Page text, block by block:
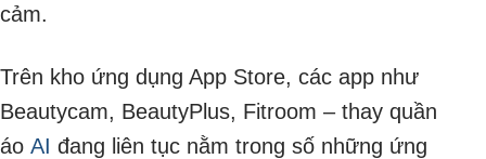
cảm.
Trên kho ứng dụng App Store, các app như
Beautycam, BeautyPlus, Fitroom – thay quần
áo AI đang liên tục nằm trong số những ứng